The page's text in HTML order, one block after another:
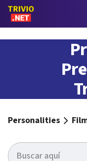
Personalities